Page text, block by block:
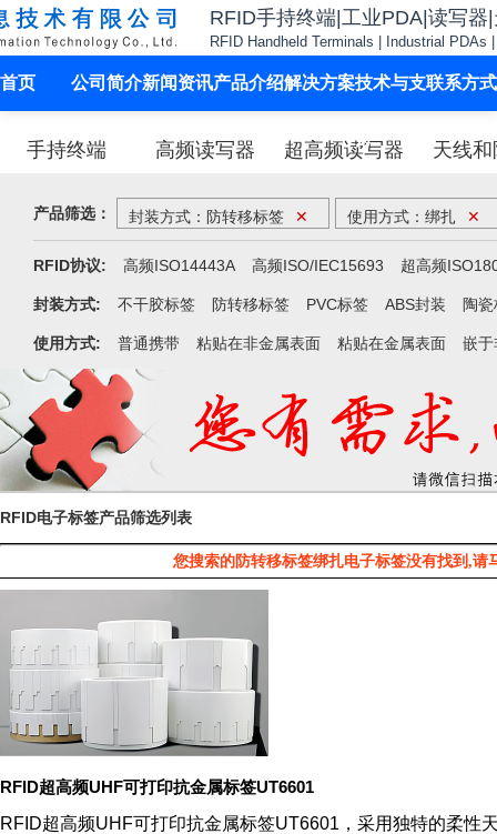
RFID手持终端|工业PDA|读写器
RFID Handheld Terminals | Industrial PDAs
首页 公司简介新闻资讯产品介绍解决方案技术与支
持
联系方式
手持终端 高频读写器 超高频读写器 天线
产品筛选： 封装方式：防转移标签 ✕ 使用方式：绑扎 ✕
RFID协议: 高频ISO14443A 高频ISO/IEC15693 超高频
封装方式: 不干胶标签 防转移标签 PVC标签 ABS封装 陶
使用方式: 普通携带 粘贴在非金属表面 粘贴在金属表面 嵌于
RFID电子标签产品筛选列表
您搜索的防转移标签绑扎电子标签没有找到,
RFID超高频UHF可打印抗金属标签UT6601
RFID超高频UHF可打印抗金属标签UT6601，采用独特的柔性